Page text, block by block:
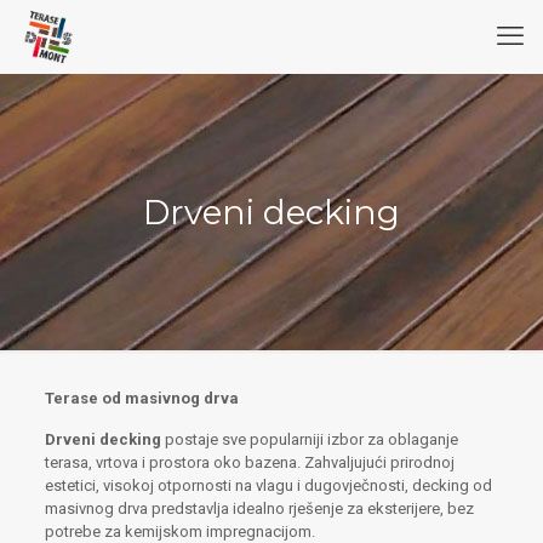
Drveni decking
Terase od masivnog drva
Drveni decking postaje sve popularniji izbor za oblaganje
terasa, vrtova i prostora oko bazena. Zahvaljujući prirodnoj
estetici, visokoj otpornosti na vlagu i dugovječnosti, decking od
masivnog drva predstavlja idealno rješenje za eksterijere, bez
potrebe za kemijskom impregnacijom.